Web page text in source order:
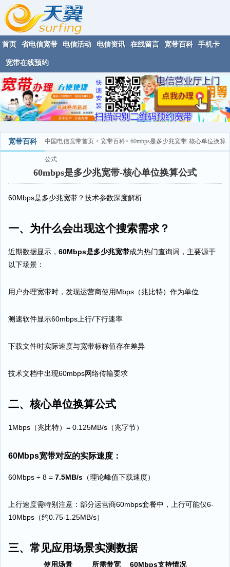
首页 省电信宽带 电信活动 电信资讯 在线留言 宽带百科 手机卡
宽带在线预约
宽带百科 中国电信宽带首页 > 宽带百科> 60mbps是多少兆宽带-核心单位换算
公式
60mbps是多少兆宽带-核心单位换算公式
60Mbps是多少兆宽带？技术参数深度解析
一、为什么会出现这个搜索需求？
近期数据显示， 60Mbps是多少兆宽带成为热门查询词，主要源于
以下场景：
用户办理宽带时，发现运营商使用Mbps（兆比特）作为单位
测速软件显示60mbps上行/下行速率
下载文件时实际速度与宽带标称值存在差异
技术文档中出现60mbps网络传输要求
二、核心单位换算公式
1Mbps（兆比特）= 0.125MB/s（兆字节）
60Mbps宽带对应的实际速度：
60Mbps ÷ 8 = 7.5MB/s （理论峰值下载速度）
上行速度需特别注意：部分运营商60mbps套餐中，上行可能仅6-
10Mbps（约0.75-1.25MB/s）
三、常见应用场景实测数据
使用场景 所需带宽
60Mbps支持情况